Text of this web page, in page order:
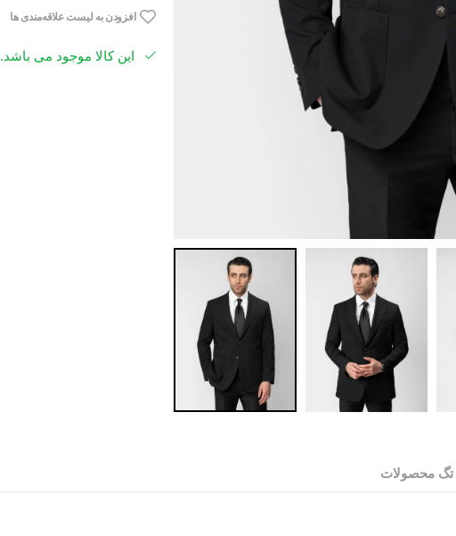
افزودن به لیست علاقه‌مندی ها
این کالا موجود می باشد.
تگ محصولات